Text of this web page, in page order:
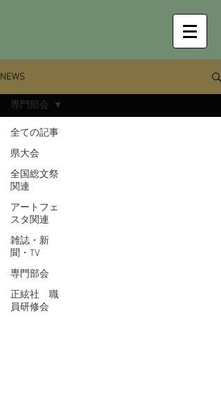
NEWS
全ての記事
県大会
全国総文祭
関連
アートフェ
スタ関連
雑誌・新
聞・TV
専門部会
正絃社 職
員研修会
専門部会